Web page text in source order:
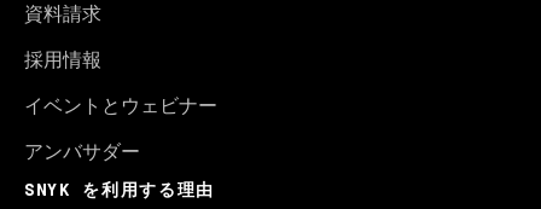
資料請求
採用情報
イベントとウェビナー
アンバサダー
SNYK を利用する理由